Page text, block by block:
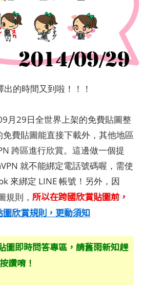
的時間又到啦！！！
月29日全世界上架的免費貼圖整
費貼圖能直接下載外，其他地區
跨區進行欣賞。這邊做一個提
就不能綁定電話號碼喔，需使
來綁定 LINE 帳號！另外，因
規則， 所以在跨國欣賞貼圖前，
圖欣賞規則，更動須知
圖即時問答專區，請舊雨新知趕
讚唷！